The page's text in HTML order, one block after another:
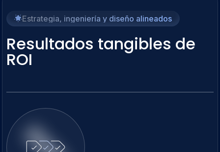
Estrategia, ingeniería y diseño alineados
Resultados tangibles de
ROI